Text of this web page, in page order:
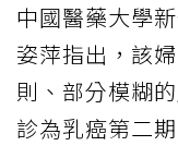
中國醫藥大學
姿萍指出，該
則、部分模糊
診為乳癌第二